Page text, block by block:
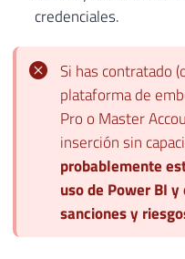
credenciales.
Si has contratado
plataforma de
Pro o Master
inserción sin
probablemente
uso de Power BI
sanciones y